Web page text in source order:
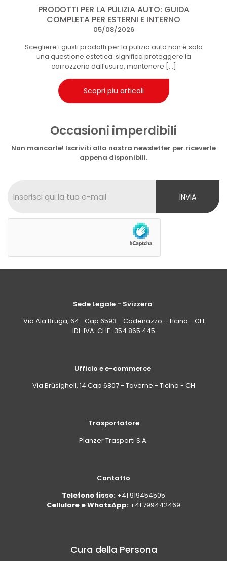
PRODOTTI PER LA PULIZIA AUTO: GUIDA
COMPLETA PER ESTERNI E INTERNO
05/08/2026
Scegliere i giusti prodotti per la pulizia auto non è solo
una questione estetica: significa proteggere la
carrozzeria dall’usura, mantenere […]
Scopri piu articoli
Occasioni imperdibili
Non mancarle! Iscriviti alla nostra newsletter per riceverle
appena disponibili.
Sede Legale - Svizzera
Via Ala Brüga, 64 Cap 6593 - Cadenazzo - Ticino - CH
IDI-IVA: CHE-354.865.445
Ufficio e e-commerce
Via Brüsighell, 14 Cap 6807 - Taverne - Ticino - CH
Trasportatore
Planzer Trasporti S.A.
Contatto
Telefono fisso: +41 919454505
Cellulare e WhatsApp: +41 799442469
Cura della Persona